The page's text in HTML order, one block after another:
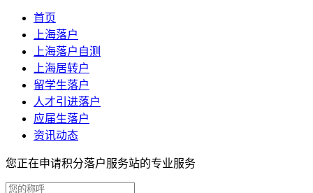
首页
上海落户
上海落户自测
上海居转户
留学生落户
人才引进落户
应届生落户
资讯动态
您正在申请积分落户服务站的专业服务